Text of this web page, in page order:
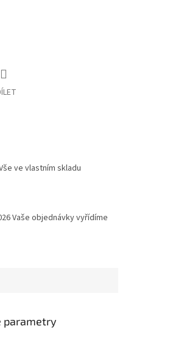
ve vlastním skladu
Vaše objednávky vyřídíme
parametry